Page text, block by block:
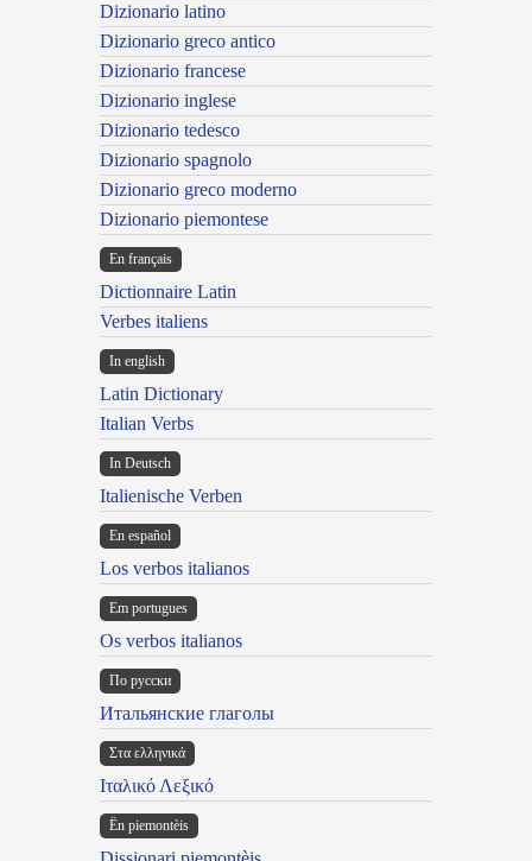
Dizionario latino
Dizionario greco antico
Dizionario francese
Dizionario inglese
Dizionario tedesco
Dizionario spagnolo
Dizionario greco moderno
Dizionario piemontese
En français
Dictionnaire Latin
Verbes italiens
In english
Latin Dictionary
Italian Verbs
In Deutsch
Italienische Verben
En español
Los verbos italianos
Em portugues
Os verbos italianos
По русски
Итальянские глаголы
Στα ελληνικά
Ιταλικό Λεξικό
Ën piemontèis